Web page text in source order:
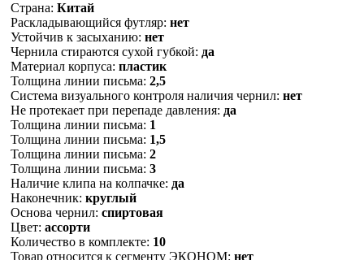
Страна: Китай
Раскладывающийся футляр: нет
Устойчив к засыханию: нет
Чернила стираются сухой губкой: да
Материал корпуса: пластик
Толщина линии письма: 2,5
Система визуального контроля наличия чернил: нет
Не протекает при перепаде давления: да
Толщина линии письма: 1
Толщина линии письма: 1,5
Толщина линии письма: 2
Толщина линии письма: 3
Наличие клипа на колпачке: да
Наконечник: круглый
Основа чернил: спиртовая
Цвет: ассорти
Количество в комплекте: 10
Товар относится к сегменту ЭКОНОМ: нет